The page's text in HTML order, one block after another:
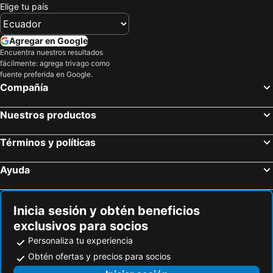
Elige tu país
Agregar en Google
Encuentra nuestros resultados
fácilmente: agrega trivago como
fuente preferida en Google.
Compañía
Nuestros productos
Términos y políticas
Ayuda
Inicia sesión y obtén beneficios
exclusivos para socios
Personaliza tu experiencia
Obtén ofertas y precios para socios